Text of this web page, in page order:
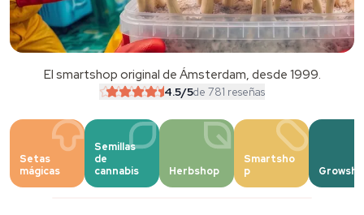
SALE
Ponemos el 'Fun' en Fungi
10% de descuento en todos los Azarius Grow Kits.
El smartshop original de Ámsterdam, desde 1999.
4.5/5de 781 reseñas
Setas
mágicas
Semillas
de
cannabis
Herbshop
Smartsho
p